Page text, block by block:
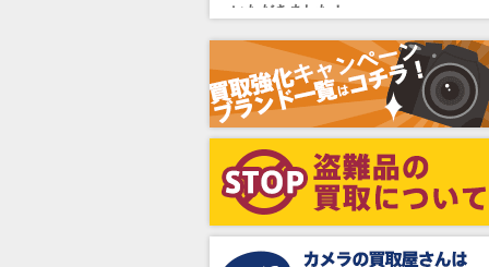
ARTISAN&ARTIST (アルティザンアン
ドアーティスト)
Aska（アスカ/飛鳥）
ATOMOS（アトモス）
AVENON（アベノン）
Awagami Factory（アワガミファクトリ
ー）
いただきました！
イ」様にご紹介していただきました！
...